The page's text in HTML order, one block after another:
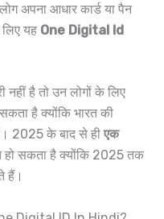
अपना आधार कार्ड या पैन
यह One Digital Id
नहीं है तो उन लोगों के लिए
है क्योंकि भारत की
2025 के बाद से ही एक
हो सकता है क्योंकि 2025 तक
हैं।